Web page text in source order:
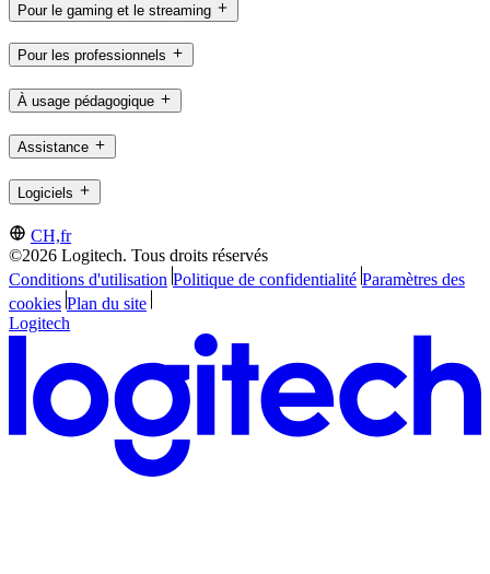
Pour le gaming et le streaming
Pour les professionnels
À usage pédagogique
Assistance
Logiciels
CH,fr
©2026 Logitech. Tous droits réservés
Conditions d'utilisation Politique de confidentialité Paramètres des
cookies Plan du site
Logitech